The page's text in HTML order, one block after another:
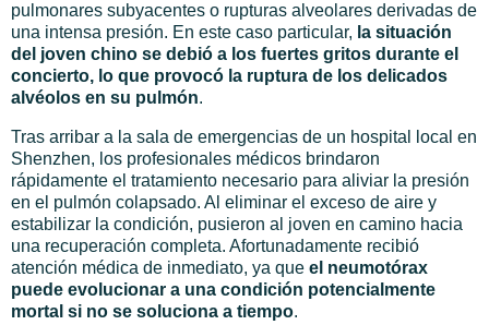
pulmonares subyacentes o rupturas alveolares derivadas de
una intensa presión. En este caso particular, la situación
del joven chino se debió a los fuertes gritos durante el
concierto, lo que provocó la ruptura de los delicados
alvéolos en su pulmón.
Tras arribar a la sala de emergencias de un hospital local en
Shenzhen, los profesionales médicos brindaron
rápidamente el tratamiento necesario para aliviar la presión
en el pulmón colapsado. Al eliminar el exceso de aire y
estabilizar la condición, pusieron al joven en camino hacia
una recuperación completa. Afortunadamente recibió
atención médica de inmediato, ya que el neumotórax
puede evolucionar a una condición potencialmente
mortal si no se soluciona a tiempo.